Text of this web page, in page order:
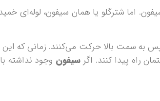
اما شترگلو یا همان سیفون، لوله‌ای
به سمت بالا حرکت می‌کنند. زمانی که اين
راه پيدا کنند. اگرسيفون وجود نداشته